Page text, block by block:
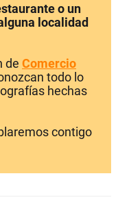
o un
localidad
de Comercio
todo lo
hechas
contigo